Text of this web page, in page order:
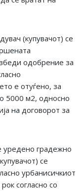
(купувачот) се
одобрение за
е отуѓено, за
5000 м2, односно
на договорот за
уредено градежно
се
урбанисичкиот
согласно со